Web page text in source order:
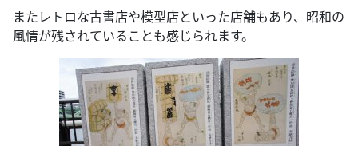
またレトロな古書店や模型店といった店舗もあり、昭和の
風情が残されていることも感じられます。